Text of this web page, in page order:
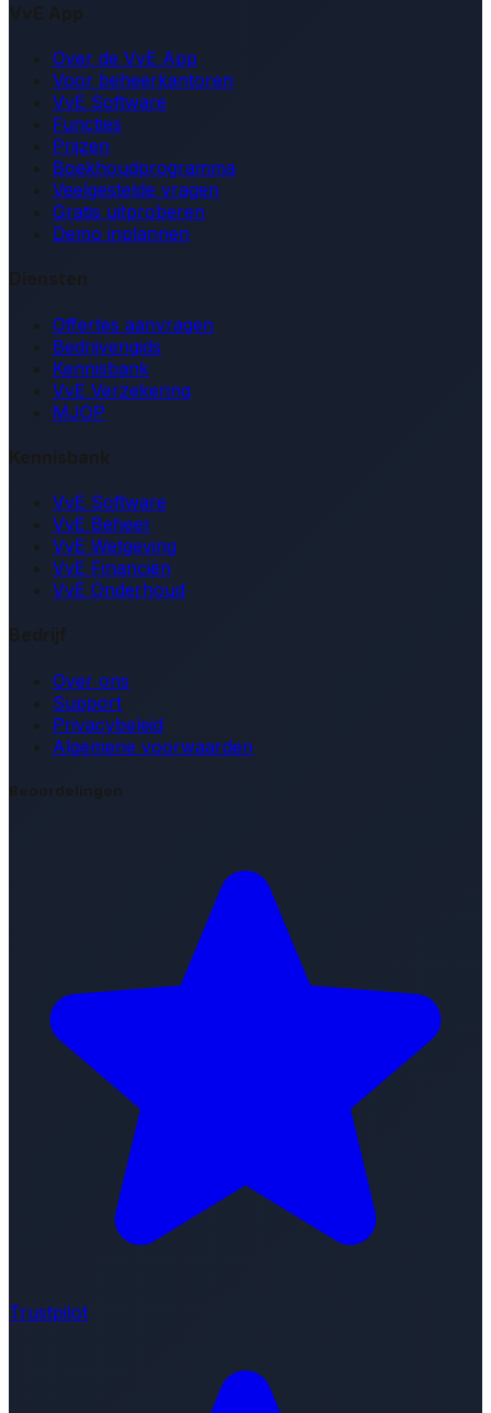
Over de VvE App
Voor beheerkantoren
VvE Software
Functies
Prijzen
Boekhoudprogramma
Veelgestelde vragen
Gratis uitproberen
Demo inplannen
Diensten
Offertes aanvragen
Bedrijvengids
Kennisbank
VvE Verzekering
MJOP
Kennisbank
VvE Software
VvE Beheer
VvE Wetgeving
VvE Financiën
VvE Onderhoud
Bedrijf
Over ons
Support
Privacybeleid
Algemene voorwaarden
Beoordelingen
Trustpilot